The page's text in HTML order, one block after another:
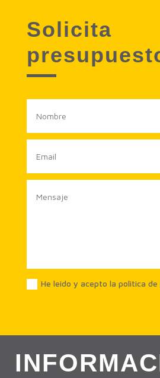
Solicita
He leido y acepto la politica de